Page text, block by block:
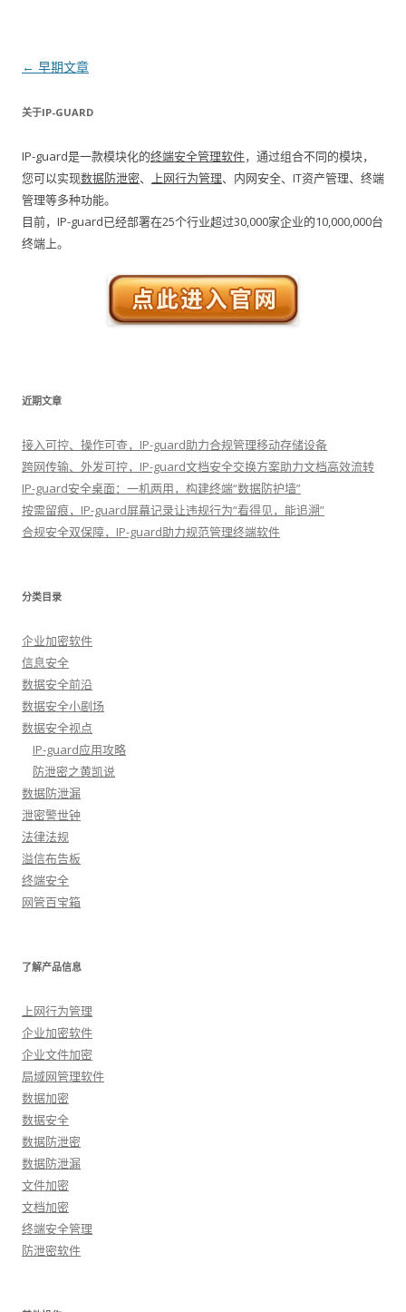
文章导航
← 早期文章
关于IP-GUARD
IP-guard是一款模块化的终端安全管理软件，通过组合不同的模块，
您可以实现数据防泄密、 上网行为管理、内网安全、IT资产管理、终端
管理等多种功能。
目前，IP-guard已经部署在25个行业超过30,000家企业的10,000,000台
终端上。
近期文章
接入可控、操作可查，IP-guard助力合规管理移动存储设备
跨网传输、外发可控，IP-guard文档安全交换方案助力文档高效流转
IP-guard安全桌面：一机两用，构建终端“数据防护墙”
按需留痕，IP-guard屏幕记录让违规行为“看得见，能追溯”
合规安全双保障，IP-guard助力规范管理终端软件
分类目录
企业加密软件
信息安全
数据安全前沿
数据安全小剧场
数据安全视点
IP-guard应用攻略
防泄密之黄凯说
数据防泄漏
泄密警世钟
法律法规
溢信布告板
终端安全
网管百宝箱
了解产品信息
上网行为管理
企业加密软件
企业文件加密
局域网管理软件
数据加密
数据安全
数据防泄密
数据防泄漏
文件加密
文档加密
终端安全管理
防泄密软件